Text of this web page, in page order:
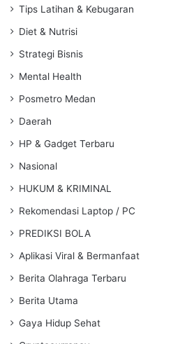
Tips Latihan & Kebugaran
Diet & Nutrisi
Strategi Bisnis
Mental Health
Posmetro Medan
Daerah
HP & Gadget Terbaru
Nasional
HUKUM & KRIMINAL
Rekomendasi Laptop / PC
PREDIKSI BOLA
Aplikasi Viral & Bermanfaat
Berita Olahraga Terbaru
Berita Utama
Gaya Hidup Sehat